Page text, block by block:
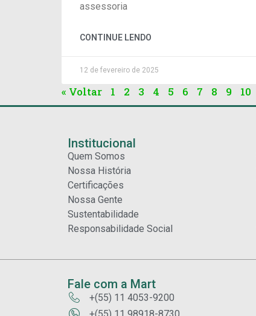
assessoria
CONTINUE LENDO
12 de fevereiro de 2025
« Voltar 1 2 3 4 5 6 7 8 9 10
Institucional
Quem Somos
Nossa História
Certificações
Nossa Gente
Sustentabilidade
Responsabilidade Social
Fale com a Mart
+(55) 11 4053-9200